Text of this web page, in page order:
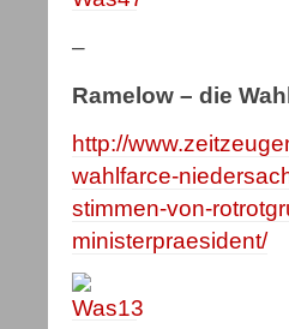
–
Ramelow – die
http://
wahlfarce-
stimmen-von-
ministerpraesident/